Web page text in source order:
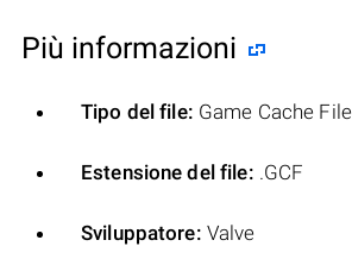
Più informazioni
Tipo del file: Game Cache File
Estensione del file: .GCF
Sviluppatore: Valve